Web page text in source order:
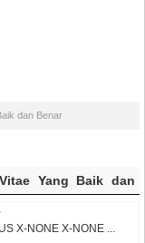
dan Benar
Yang Baik dan
X-NONE X-NONE ...